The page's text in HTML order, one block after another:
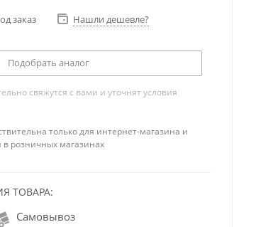
заказ Нашли дешевле?
Подобрать аналог
свяжутся с вами и уточнят условия
только для интернет-магазина и
в розничных магазинах
ТОВАРА:
Самовывоз